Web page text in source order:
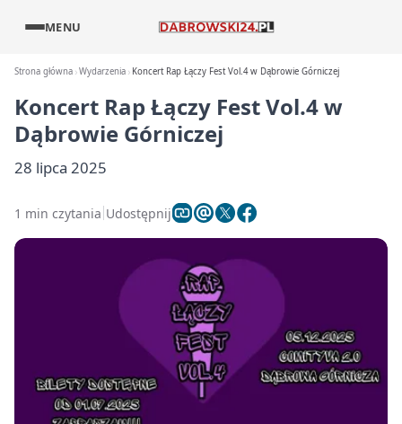
MENU
Strona główna Wydarzenia Koncert Rap Łączy Fest Vol.4 w Dąbrowie Górniczej
Koncert Rap Łączy Fest Vol.4 w
Dąbrowie Górniczej
28 lipca 2025
1 min czytania Udostępnij